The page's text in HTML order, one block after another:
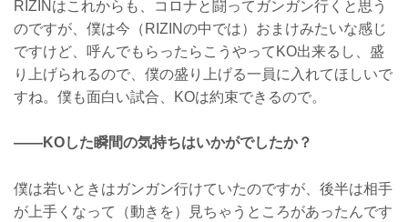
RIZINはこれからも、コロナと闘ってガンガン行くと思う
のですが、僕は今（RIZINの中では）おまけみたいな感じ
ですけど、呼んでもらったらこうやってKO出来るし、盛
り上げられるので、僕の盛り上げる一員に入れてほしいで
すね。僕も面白い試合、KOは約束できるので。
——KOした瞬間の気持ちはいかがでしたか？
僕は若いときはガンガン行けていたのですが、後半は相手
が上手くなって（動きを）見ちゃうところがあったんです